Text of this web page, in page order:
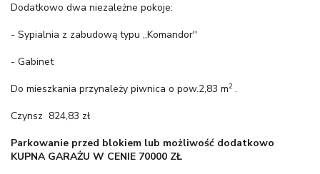
Dodatkowo dwa niezależne pokoje:
- Sypialnia z zabudową typu ,,Komandor''
- Gabinet
Do mieszkania przynależy piwnica o pow.2,83 m2 .
Czynsz 824,83 zł
Parkowanie przed blokiem lub możliwość dodatkowo
KUPNA GARAŻU W CENIE 70000 ZŁ